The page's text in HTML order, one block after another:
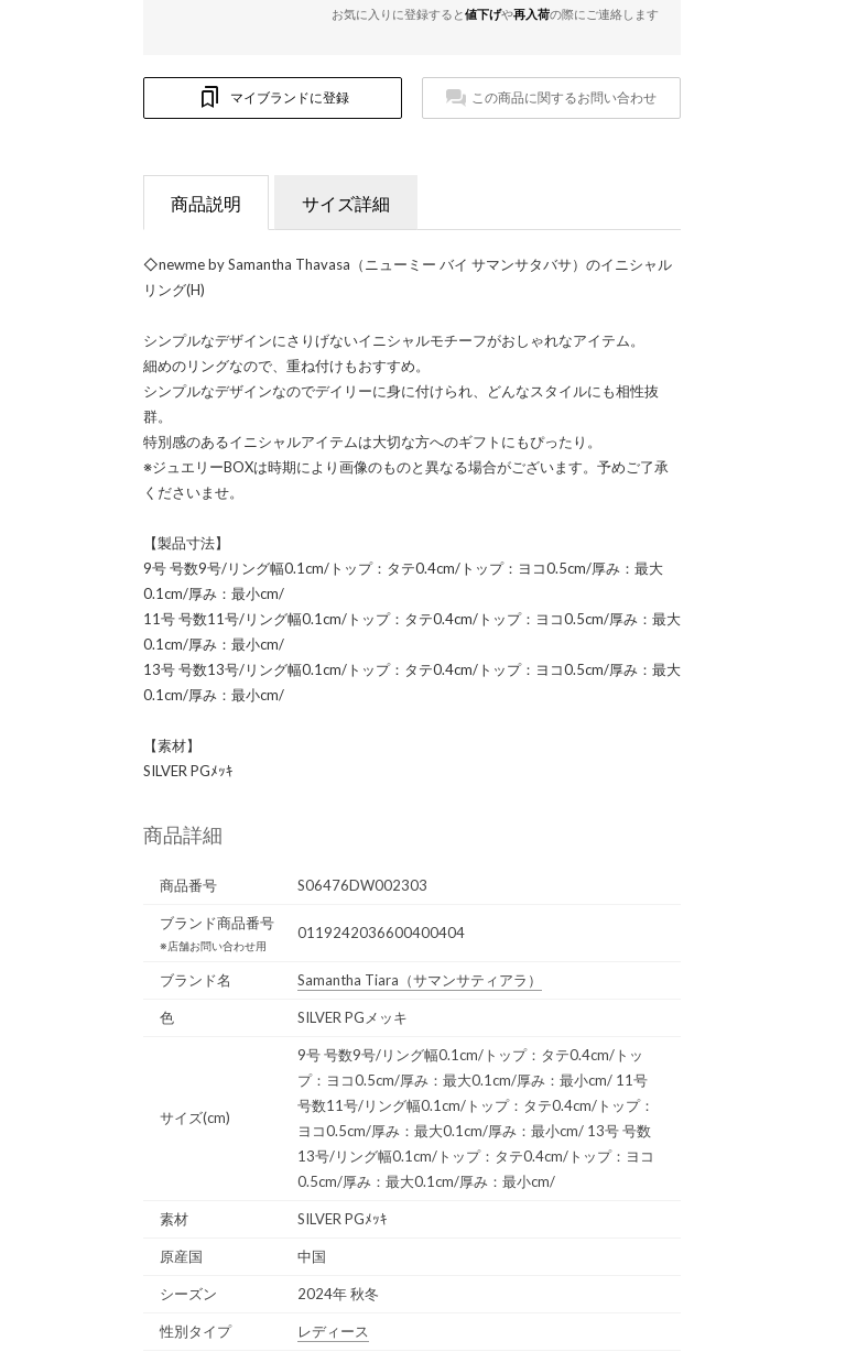
お気に入りに登録すると値下げや再入荷の際にご連絡します
マイブランドに登録 この商品に関するお問い合わせ
商品説明 サイズ詳細
◇newme by Samantha Thavasa（ニューミー バイ サマンサタバサ）のイニシャル
リング(H)
シンプルなデザインにさりげないイニシャルモチーフがおしゃれなアイテム。
細めのリングなので、重ね付けもおすすめ。
シンプルなデザインなのでデイリーに身に付けられ、どんなスタイルにも相性抜
群。
特別感のあるイニシャルアイテムは大切な方へのギフトにもぴったり。
※ジュエリーBOXは時期により画像のものと異なる場合がございます。予めご了承
くださいませ。
【製品寸法】
9号 号数9号/リング幅0.1cm/トップ：タテ0.4cm/トップ：ヨコ0.5cm/厚み：最大
0.1cm/厚み：最小cm/
11号 号数11号/リング幅0.1cm/トップ：タテ0.4cm/トップ：ヨコ0.5cm/厚み：最大
0.1cm/厚み：最小cm/
13号 号数13号/リング幅0.1cm/トップ：タテ0.4cm/トップ：ヨコ0.5cm/厚み：最大
0.1cm/厚み：最小cm/
【素材】
SILVER PGﾒｯｷ
商品詳細
商品番号 S06476DW002303
ブランド商品番号
※店舗お問い合わせ用
0119242036600400404
ブランド名 Samantha Tiara （サマンサティアラ）
色 SILVER PGメッキ
サイズ(cm)
9号 号数9号/リング幅0.1cm/トップ：タテ0.4cm/トッ
プ：ヨコ0.5cm/厚み：最大0.1cm/厚み：最小cm/ 11号
号数11号/リング幅0.1cm/トップ：タテ0.4cm/トップ：
ヨコ0.5cm/厚み：最大0.1cm/厚み：最小cm/ 13号 号数
13号/リング幅0.1cm/トップ：タテ0.4cm/トップ：ヨコ
0.5cm/厚み：最大0.1cm/厚み：最小cm/
素材 SILVER PGﾒｯｷ
原産国 中国
シーズン 2024年 秋冬
性別タイプ レディース